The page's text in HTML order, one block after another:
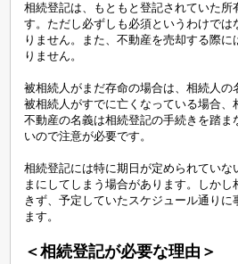
相続登記は、もともと登記されていた
す。ただし必ずしも必須というわけで
りません。また、不動産を売却する際
りません。
被相続人がまだ存命の場合は、相続人の
被相続人がすでに亡くなっている場合、
不動産の名義は相続登記の手続きを踏
いので注意が必要です。
相続登記には特に期日が定められてい
まにしてしまう場合があります。しか
きず、予定していたスケジュール通り
ます。
＜相続登記が必要な理由＞